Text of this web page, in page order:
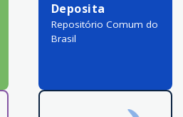
Deposita
Repositório Comum do
Brasil